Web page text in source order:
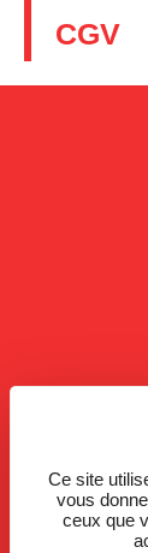
CGV
Ce site
vous
ceux que